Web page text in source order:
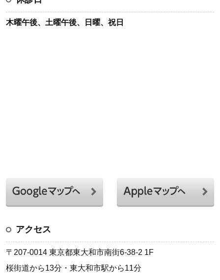
木曜午後、土曜午後、日曜、祝日
アクセス
〒207-0014 東京都東大和市南街6-38-2 1F
桜街道から13分・東大和市駅から11分